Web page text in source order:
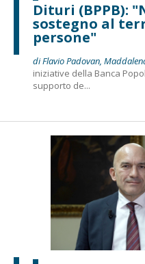
Dituri (BPPB):
sostegno al
persone"
di Flavio Padovan,
iniziative della Banca
supporto de...